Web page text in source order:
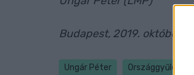
Budapest, 2019. október 28.
Ungár Péter Országgyűlés